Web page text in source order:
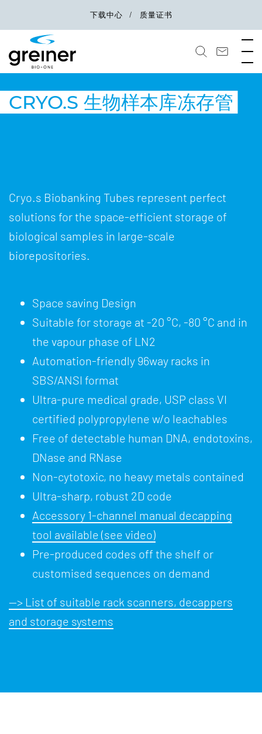
下载中心 质量证书
CRYO.S 生物样本库冻存管
Cryo.s Biobanking Tubes represent perfect
solutions for the space-efficient storage of
biological samples in large-scale
biorepositories.
Space saving Design
Suitable for storage at -20 °C, -80 °C and in
the vapour phase of LN2
Automation-friendly 96way racks in
SBS/ANSI format
Ultra-pure medical grade, USP class VI
certified polypropylene w/o leachables
Free of detectable human DNA, endotoxins,
DNase and RNase
Non-cytotoxic, no heavy metals contained
Ultra-sharp, robust 2D code
Accessory 1-channel manual decapping
tool available (see video)
Pre-produced codes off the shelf or
customised sequences on demand
--> List of suitable rack scanners, decappers
and storage systems